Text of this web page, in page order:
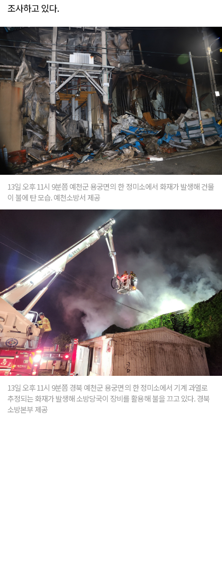
조사하고 있다.
13일 오후 11시 9분쯤 예천군 용궁면의 한 정미소에서 화재가 발생해 건물
이 불에 탄 모습. 예천소방서 제공
13일 오후 11시 9분쯤 경북 예천군 용궁면의 한 정미소에서 기계 과열로
추정되는 화재가 발생해 소방당국이 장비를 활용해 불을 끄고 있다. 경북
소방본부 제공